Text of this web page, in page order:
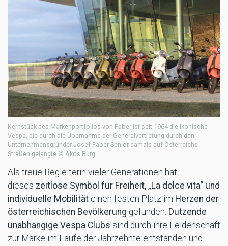
Kernstück des Markenportfolios von Faber ist seit 1964 die ikonische
Vespa, die durch die Übernahme der Generalvertretung durch den
Unternehmensgründer Josef Faber Senior damals auf Österreichs
Straßen gelangte © Akos Burg
Als treue Begleiterin vieler Generationen hat
dieses zeitlose Symbol für Freiheit, „La dolce vita“ und
individuelle Mobilität einen festen Platz im Herzen der
österreichischen Bevölkerung gefunden. Dutzende
unabhängige Vespa Clubs sind durch ihre Leidenschaft
zur Marke im Laufe der Jahrzehnte entstanden und